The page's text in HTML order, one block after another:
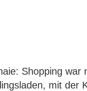
Shopping war
mit der